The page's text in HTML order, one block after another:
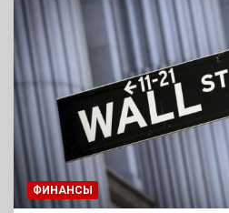
ФИНАНСЫ